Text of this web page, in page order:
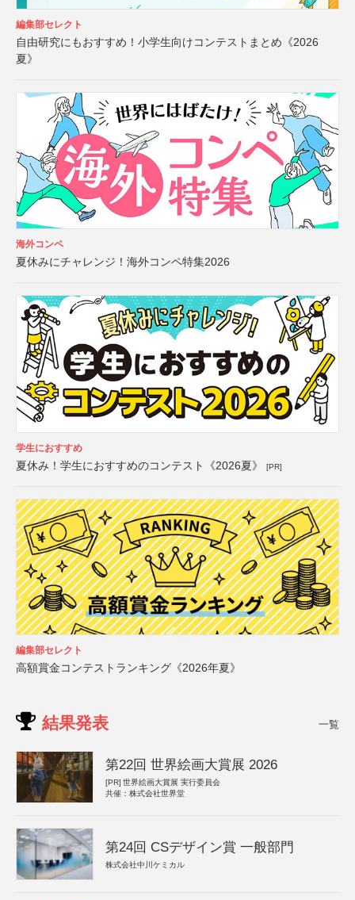
編集部セレクト
自由研究にもおすすめ！小学生向けコンテストまとめ《2026
夏》
海外コンペ
夏休みにチャレンジ！海外コンペ特集2026
学生におすすめ
夏休み！学生におすすめのコンテスト《2026夏》 [PR]
編集部セレクト
高額賞金コンテストランキング《2026年夏》
結果発表 一覧
第22回 世界絵画大賞展 2026
[PR] 世界絵画大賞展 実行委員会
共催：株式会社世界堂
第24回 CSデザイン賞 一般部門
株式会社中川ケミカル